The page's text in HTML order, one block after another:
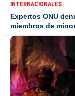
INTERNACIONALES
Expertos ONU
miembros de